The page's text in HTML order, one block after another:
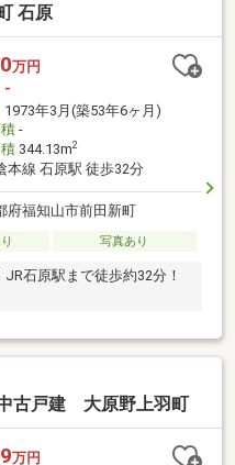
石原
万円
-
1973年3月(築53年6ヶ月)
-
344.13m2
本線 石原駅 徒歩32分
府福知山市前田新町
写真あり
石原駅まで徒歩約32分！
古戸建 大原野上羽町
万円